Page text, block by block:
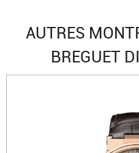
AUTRES
BREGUET